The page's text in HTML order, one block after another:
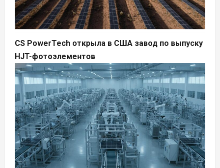
CS PowerTech открыла в США завод по выпуску
HJT-фотоэлементов